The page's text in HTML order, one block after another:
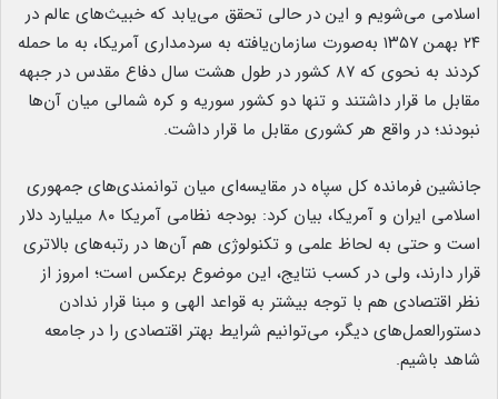
اسلامی می‌شویم و این در حالی تحقق می‌یابد که خبیث‌های عالم در
۲۴ بهمن ۱۳۵۷ به‌صورت سازمان‌یافته به سردمداری آمریکا، به ما حمله
کردند به نحوی که ۸۷ کشور در طول هشت سال دفاع مقدس در جبهه
مقابل ما قرار داشتند و تنها دو کشور سوریه و کره شمالی میان آن‌ها
نبودند؛ در واقع هر کشوری مقابل ما قرار داشت.
جانشین فرمانده کل سپاه در مقایسه‌ای میان توانمندی‌های جمهوری
اسلامی ایران و آمریکا، بیان کرد: بودجه نظامی آمریکا ۸۰ میلیارد دلار
است و حتی به لحاظ علمی و تکنولوژی هم آن‌ها در رتبه‌های بالاتری
قرار دارند، ولی در کسب نتایج، این موضوع برعکس است؛ امروز از
نظر اقتصادی هم با توجه بیشتر به قواعد الهی و مبنا قرار ندادن
دستورالعمل‌‌های دیگر، می‌توانیم شرایط بهتر اقتصادی را در جامعه
شاهد باشیم.